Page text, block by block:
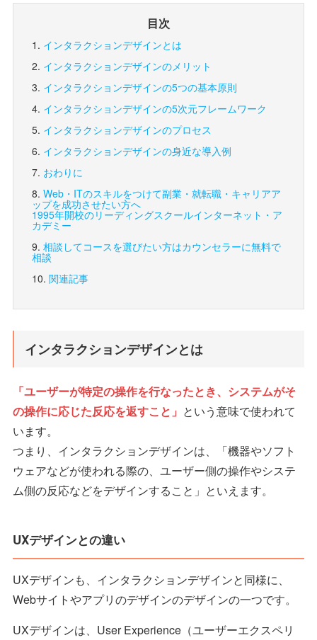
目次
インタラクションデザインとは
インタラクションデザインのメリット
インタラクションデザインの5つの基本原則
インタラクションデザインの5次元フレームワーク
インタラクションデザインのプロセス
インタラクションデザインの身近な導入例
おわりに
Web・ITのスキルをつけて副業・就転職・キャリアア
ップを成功させたい方へ
1995年開校のリーディングスクールインターネット・ア
カデミー
相談してコースを選びたい方はカウンセラーに無料で
相談
関連記事
インタラクションデザインとは
「ユーザーが特定の操作を行なったとき、システムがそ
の操作に応じた反応を返すこと」 という意味で使われて
います。
つまり、インタラクションデザインは、「機器やソフト
ウェアなどが使われる際の、ユーザー側の操作やシステ
ム側の反応などをデザインすること」といえます。
UXデザインとの違い
UXデザインも、インタラクションデザインと同様に、
Webサイトやアプリのデザインのデザインの一つです。
UXデザインは、User Experience（ユーザーエクスペリ